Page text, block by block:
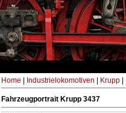
Home Industrielokomotiven Krupp|
Fahrzeugportrait Krupp 3437